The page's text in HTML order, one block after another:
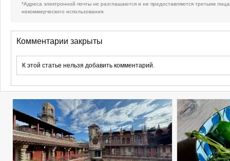
*Адреса электронной почты не разглашаются и не предоставляются третьим
некоммерческого использования.
Комментарии закрыты
К этой статье нельзя добавить комментарий.